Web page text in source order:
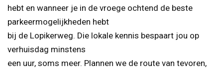
hebt en wanneer je in de vroege ochtend de beste
parkeermogelijkheden hebt
bij de Lopikerweg. Die lokale kennis bespaart jou op
verhuisdag minstens
een uur, soms meer. Plannen we de route van tevoren,